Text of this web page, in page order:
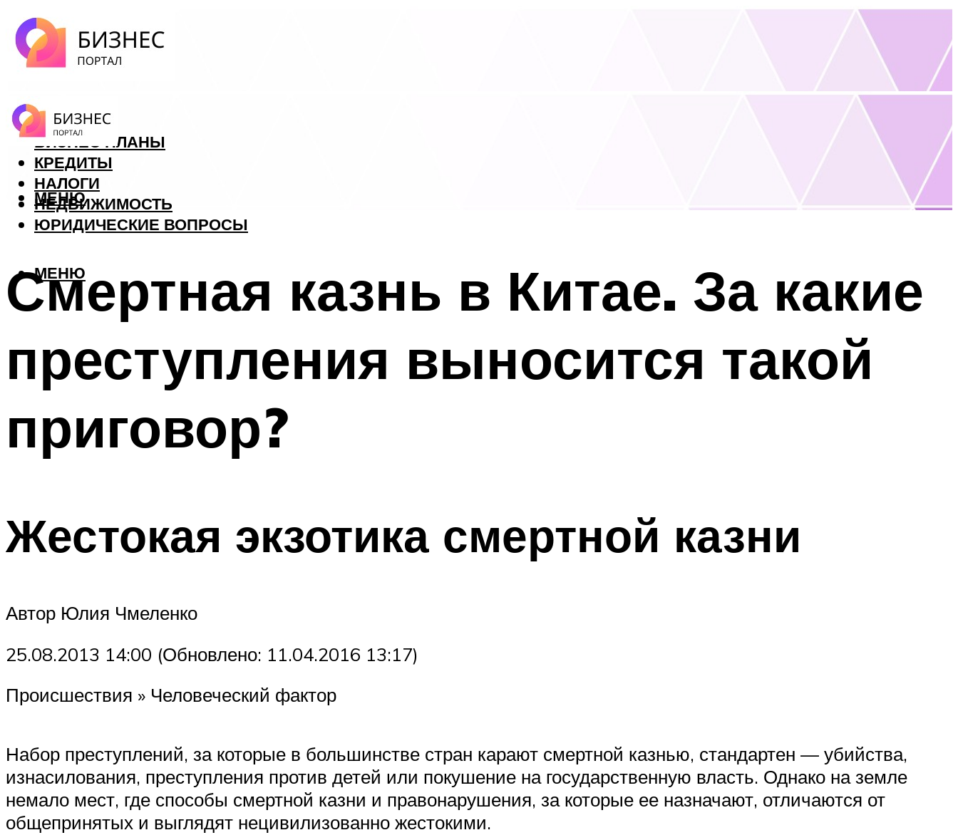
ФОРЕКС
БИЗНЕС ПЛАНЫ
КРЕДИТЫ
НАЛОГИ
НЕДВИЖИМОСТЬ
ЮРИДИЧЕСКИЕ ВОПРОСЫ
МЕНЮ
МЕНЮ
Смертная казнь в Китае. За какие
преступления выносится такой
приговор?
Жестокая экзотика смертной казни
Автор Юлия Чмеленко
25.08.2013 14:00 (Обновлено: 11.04.2016 13:17)
Происшествия » Человеческий фактор
Набор преступлений, за которые в большинстве стран карают смертной казнью, стандартен — убийства,
изнасилования, преступления против детей или покушение на государственную власть. Однако на земле
немало мест, где способы смертной казни и правонарушения, за которые ее назначают, отличаются от
общепринятых и выглядят нецивилизованно жестокими.